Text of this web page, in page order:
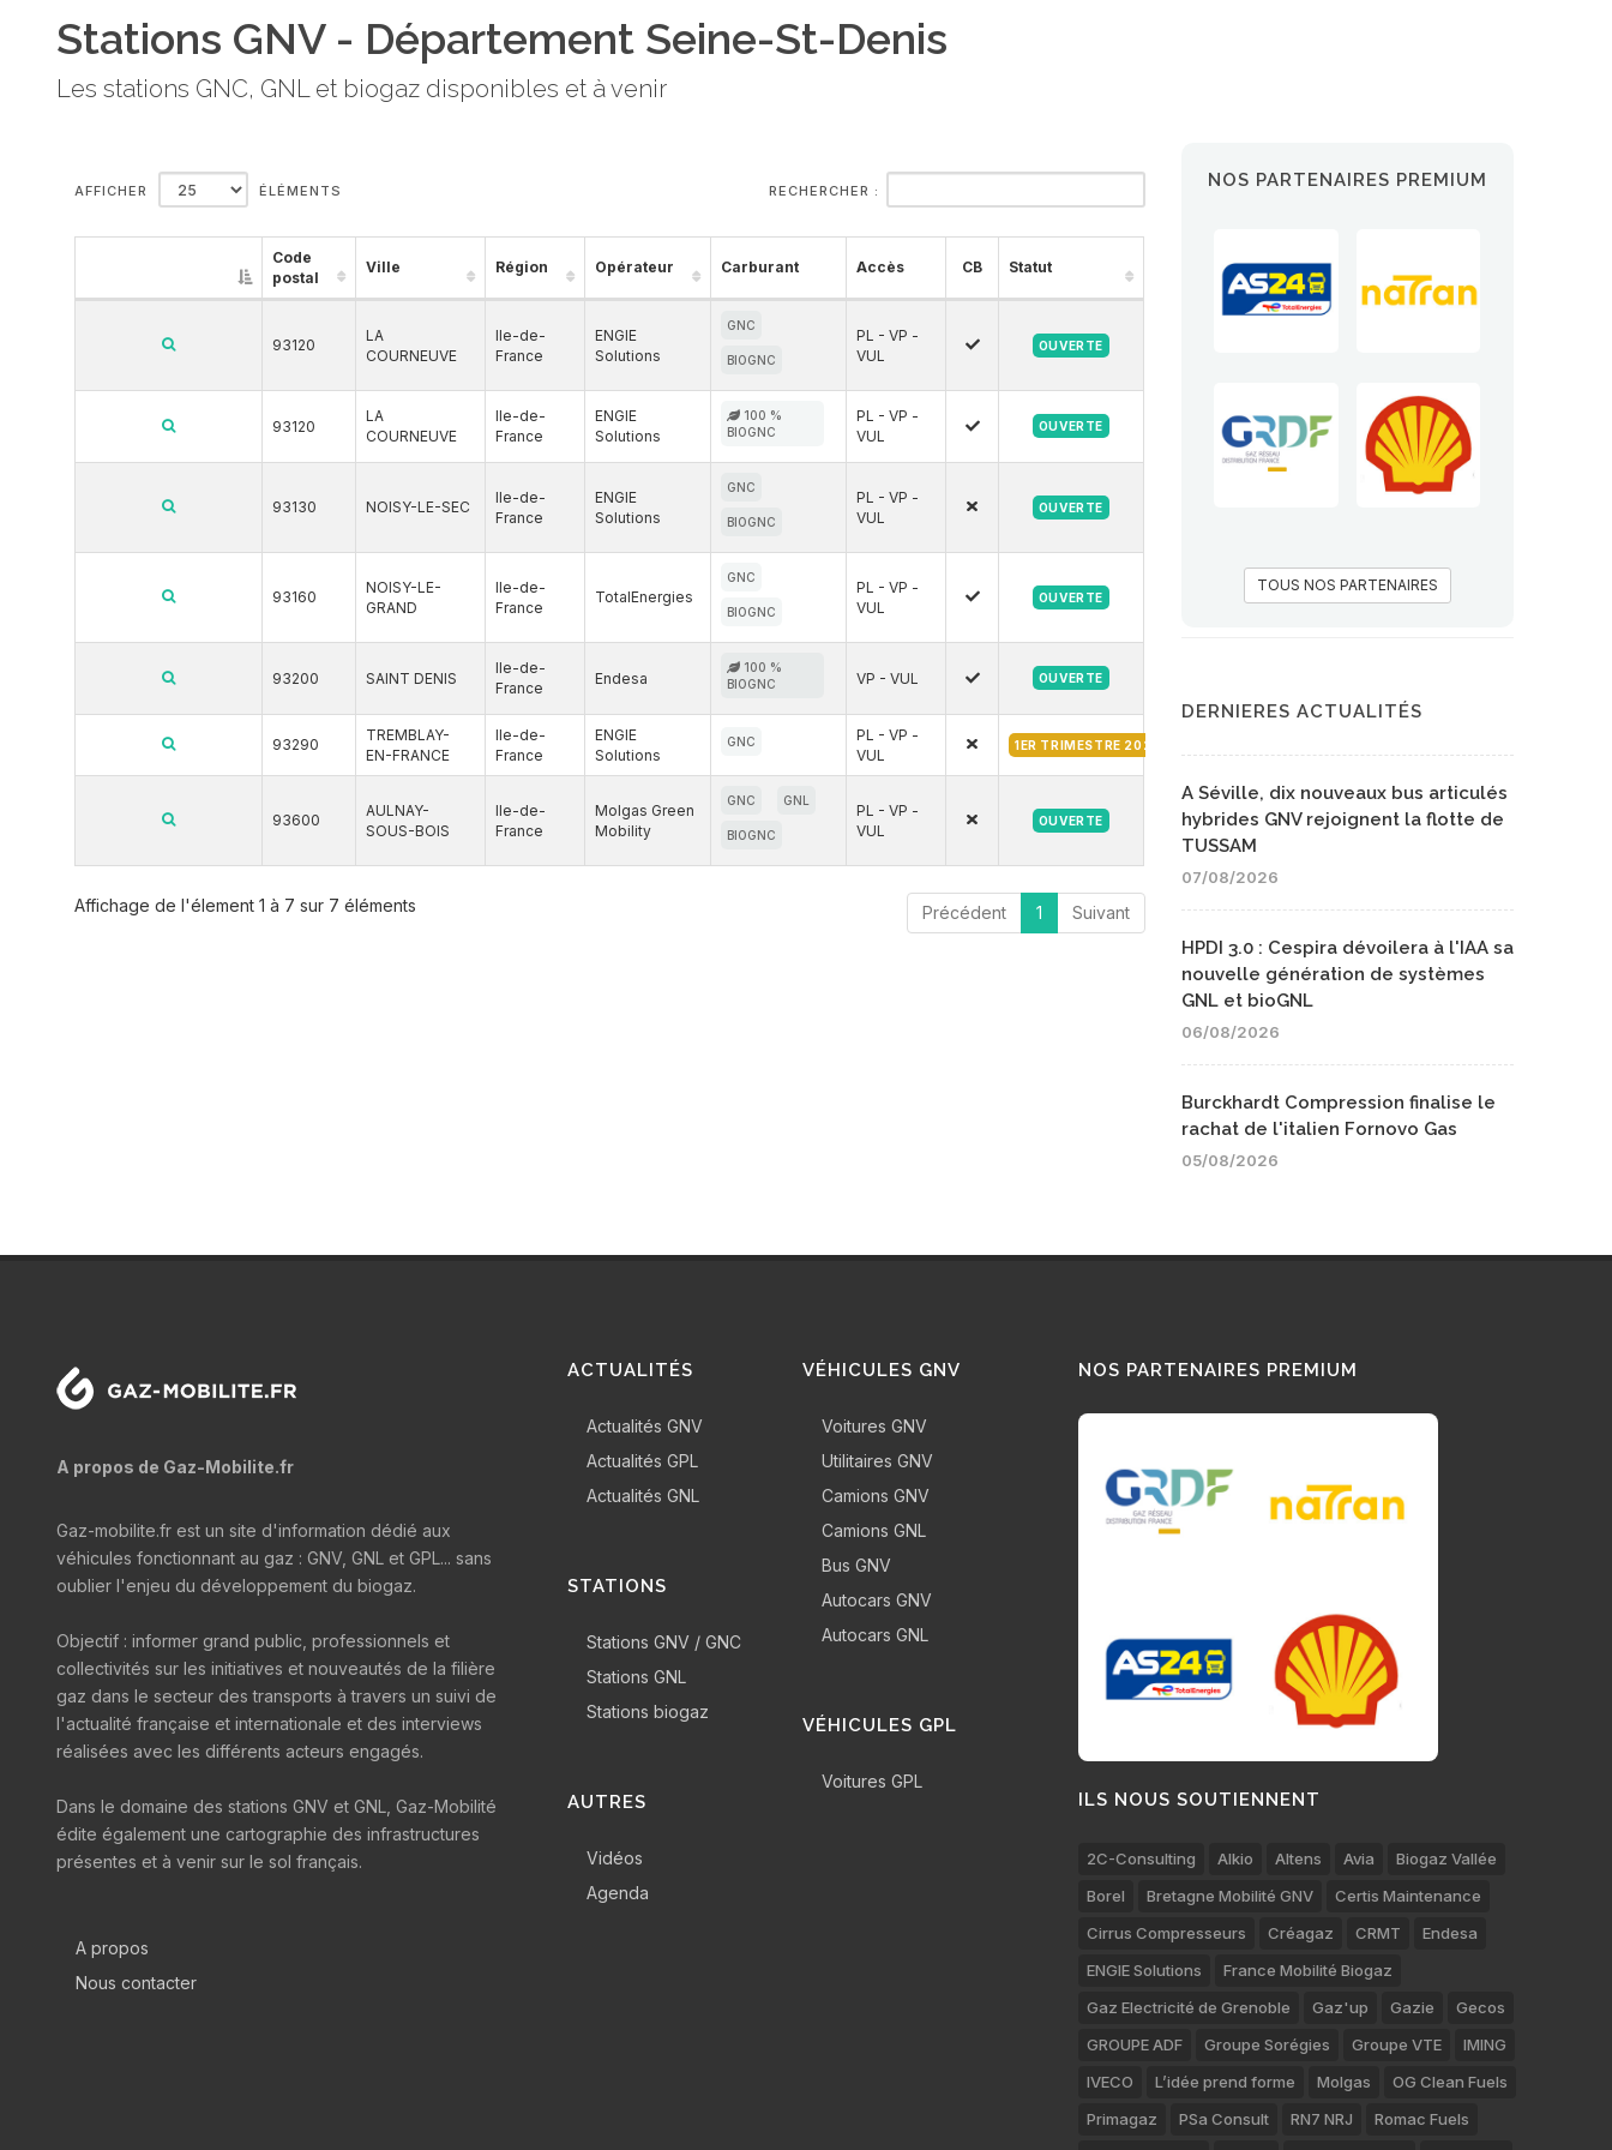
Stations GNV - Département Seine-St-Denis
Les stations GNC, GNL et biogaz disponibles et à venir
AFFICHER ÉLÉMENTS RECHERCHER :
Code
postal
Ville Région Opérateur Carburant Accès CB Statut
93120
LA
COURNEUVE
Ile-de-
France
ENGIE
Solutions
GNC
BIOGNC
PL - VP -
VUL
OUVERTE
93120
LA
COURNEUVE
Ile-de-
France
ENGIE
Solutions
100 %
BIOGNC
PL - VP -
VUL
OUVERTE
93130 NOISY-LE-SEC
Ile-de-
France
ENGIE
Solutions
GNC
BIOGNC
PL - VP -
VUL
OUVERTE
93160
NOISY-LE-
GRAND
Ile-de-
France
TotalEnergies
GNC
BIOGNC
PL - VP -
VUL
OUVERTE
93200 SAINT DENIS
Ile-de-
France
Endesa
100 %
BIOGNC
VP - VUL OUVERTE
93290
TREMBLAY-
EN-FRANCE
Ile-de-
France
ENGIE
Solutions
GNC
PL - VP -
VUL
1ER TRIMESTRE 2026
93600
AULNAY-
SOUS-BOIS
Ile-de-
France
Molgas Green
Mobility
GNC GNL
BIOGNC
PL - VP -
VUL
OUVERTE
Affichage de l'élement 1 à 7 sur 7 éléments Précédent 1 Suivant
NOS PARTENAIRES PREMIUM
TOUS NOS PARTENAIRES
DERNIERES ACTUALITÉS
A Séville, dix nouveaux bus articulés
hybrides GNV rejoignent la flotte de
TUSSAM
07/08/2026
HPDI 3.0 : Cespira dévoilera à l'IAA sa
nouvelle génération de systèmes
GNL et bioGNL
06/08/2026
Burckhardt Compression finalise le
rachat de l'italien Fornovo Gas
05/08/2026
A propos de Gaz-Mobilite.fr
Gaz-mobilite.fr est un site d'information dédié aux
véhicules fonctionnant au gaz : GNV, GNL et GPL... sans
oublier l'enjeu du développement du biogaz.
Objectif : informer grand public, professionnels et
collectivités sur les initiatives et nouveautés de la filière
gaz dans le secteur des transports à travers un suivi de
l'actualité française et internationale et des interviews
réalisées avec les différents acteurs engagés.
Dans le domaine des stations GNV et GNL, Gaz-Mobilité
édite également une cartographie des infrastructures
présentes et à venir sur le sol français.
A propos
Nous contacter
ACTUALITÉS
Actualités GNV
Actualités GPL
Actualités GNL
STATIONS
Stations GNV / GNC
Stations GNL
Stations biogaz
AUTRES
Vidéos
Agenda
VÉHICULES GNV
Voitures GNV
Utilitaires GNV
Camions GNV
Camions GNL
Bus GNV
Autocars GNV
Autocars GNL
VÉHICULES GPL
Voitures GPL
NOS PARTENAIRES PREMIUM
ILS NOUS SOUTIENNENT
2C-Consulting Alkio Altens Avia
Biogaz Vallée
Borel
Bretagne Mobilité GNV
Certis Maintenance
Cirrus Compresseurs
Créagaz CRMT
Endesa
ENGIE Solutions
France Mobilité Biogaz
Gaz Electricité de Grenoble
Gaz'up Gazie
Gecos
GROUPE ADF
Groupe Sorégies Groupe VTE
IMING
IVECO
L’idée prend forme Molgas
OG Clean Fuels
Primagaz
PSa Consult RN7 NRJ
Romac Fuels